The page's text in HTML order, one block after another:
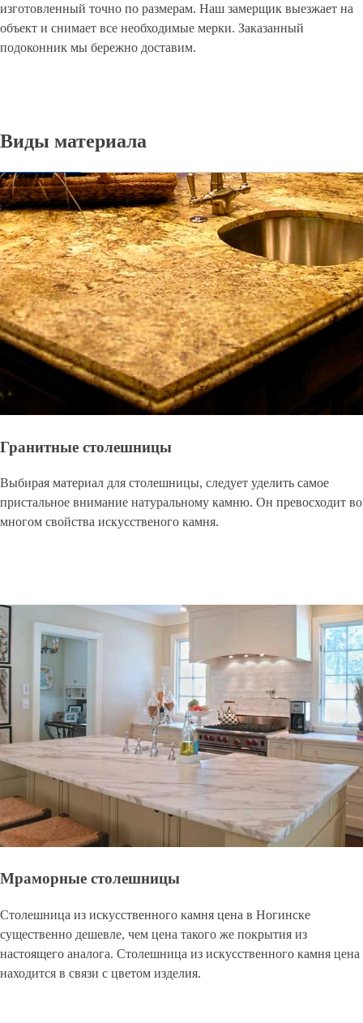
изготовленный точно по размерам. Наш замерщик выезжает на
объект и снимает все необходимые мерки. Заказанный
подоконник мы бережно доставим.
Виды материала
Гранитные столешницы
Выбирая материал для столешницы, следует уделить самое
пристальное внимание натуральному камню. Он превосходит во
многом свойства искусственого камня.
Мраморные столешницы
Столешница из искусственного камня цена в Ногинске
существенно дешевле, чем цена такого же покрытия из
настоящего аналога. Столешница из искусственного камня цена
находится в связи с цветом изделия.